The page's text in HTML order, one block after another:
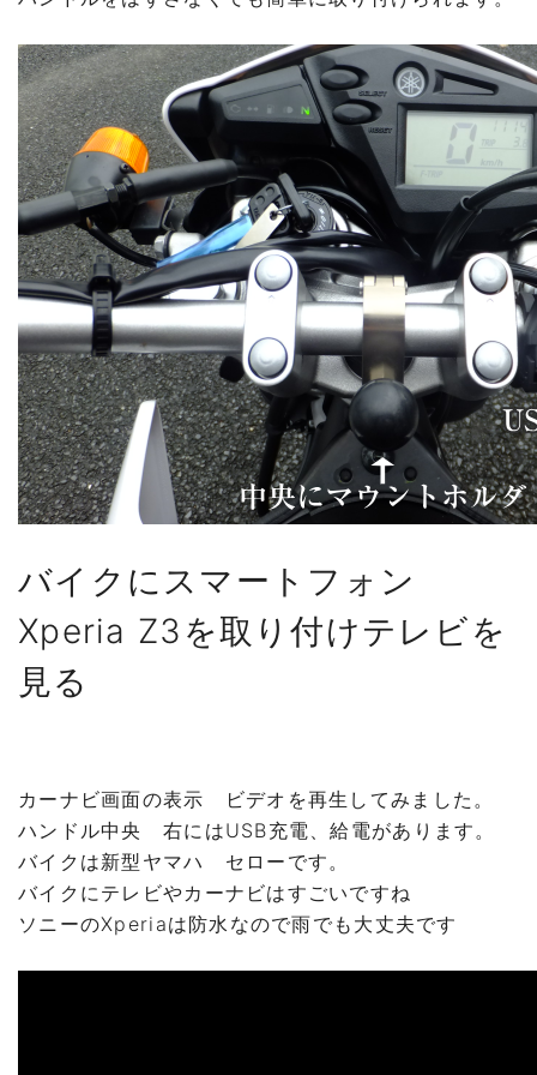
バイクにスマートフォン
Xperia Z3を取り付けテレビを
見る
カーナビ画面の表示 ビデオを再生してみました。
ハンドル中央 右にはUSB充電、給電があります。
バイクは新型ヤマハ セローです。
バイクにテレビやカーナビはすごいですね
ソニーのXperiaは防水なので雨でも大丈夫です